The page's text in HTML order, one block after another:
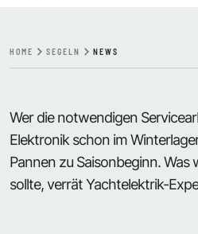
HOME SEGELN NEWS
Wer die notwendigen
Elektronik schon im
Pannen zu Saisonbeginn.
sollte, verrät Yachtelektrik-